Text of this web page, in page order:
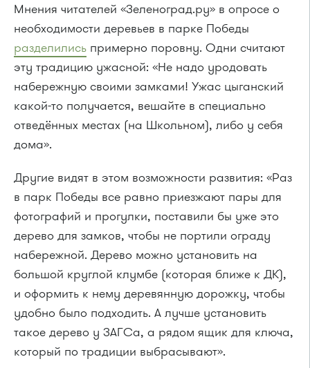
Мнения читателей «Зеленоград.ру» в опросе о
необходимости деревьев в парке Победы
разделились примерно поровну. Одни считают
эту традицию ужасной: «Не надо уродовать
набережную своими замками! Ужас цыганский
какой-то получается, вешайте в специально
отведённых местах (на Школьном), либо у себя
дома».
Другие видят в этом возможности развития: «Раз
в парк Победы все равно приезжают пары для
фотографий и прогулки, поставили бы уже это
дерево для замков, чтобы не портили ограду
набережной. Дерево можно установить на
большой круглой клумбе (которая ближе к ДК),
и оформить к нему деревянную дорожку, чтобы
удобно было подходить. А лучше установить
такое дерево у ЗАГСа, а рядом ящик для ключа,
который по традиции выбрасывают».